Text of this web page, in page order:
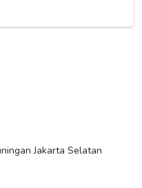
Jakarta Selatan